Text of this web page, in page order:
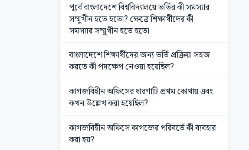
পূর্বে বাংলাদেশে বিশ্ববিদ্যালয়ে ভর্তির কী সমস্যার
সম্মুখীন হতে হতো? ক্ষেত্রে শিক্ষার্থীদের কী
সমস্যার সম্মুখীন হতে হতো
বাংলাদেশে শিক্ষার্থীদের জন্য ভর্তি প্রক্রিয়া সহজ
করতে কী পদক্ষেপ নেওয়া হয়েছিল?
কাগজবিহীন অফিসের ধারণাটি প্রথম কোথায় এবং
কখন উল্লেখ করা হয়েছিল?
কাগজবিহীন অফিসে কাগজের পরিবর্তে কী ব্যবহার
করা হয়?